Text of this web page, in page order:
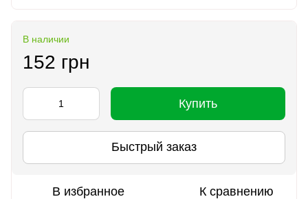
В наличии
152 грн
Купить
Быстрый заказ
В избранное К сравнению